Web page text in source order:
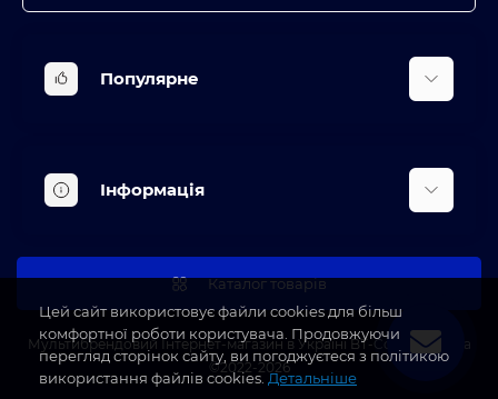
Популярне
Кліматична техніка
Аксесуари та насадки
Косметичні прилади
Інформація
Про магазин
Оплата
Блог
Виробники
Каталог товарів
Мультибрендовий Інтернет-магазин в Україні BT-Coffee.com.ua
©2022-2026
Цей сайт використовує файли cookies для більш
комфортної роботи користувача. Продовжуючи
перегляд сторінок сайту, ви погоджуєтеся з політикою
використання файлів cookies. Детальніше